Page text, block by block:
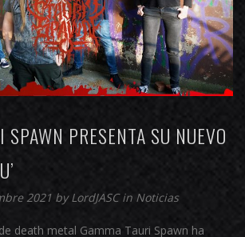
SPAWN PRESENTA SU NUEVO
2021 byLordJASCin Noticias
death metal Gamma Tauri Spawn ha